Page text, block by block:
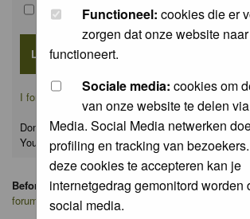
Functioneel: cookies die er
zorgen dat onze website
functioneert.
Sociale media: cookies om
van onze website te delen
Media. Social Media netwerken
profiling en tracking van
deze cookies te accepteren kan je
internetgedrag gemonitord worden
social media.
Remember me
I forgot my password
Don't have an account yet?
You canregisterfor FREE
Before you ask your question:pleaseread the
forum
first.